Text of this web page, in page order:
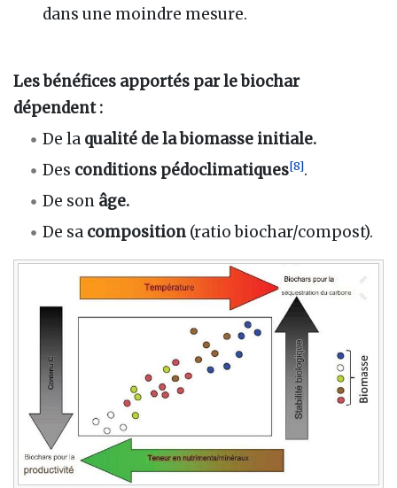
dans une moindre mesure.
Les bénéfices apportés par le biochar
dépendent :
De la qualité de la biomasse initiale.
Des conditions pédoclimatiques[8].
De son âge.
De sa composition (ratio biochar/compost).